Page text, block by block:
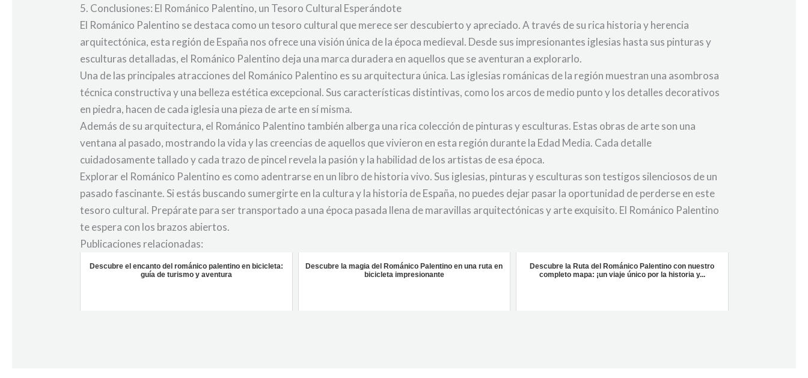
5. Conclusiones: El Románico Palentino, un Tesoro Cultural Esperándote
El Románico Palentino se destaca como un tesoro cultural que merece ser descubierto y apreciado. A través de su rica historia y herencia
arquitectónica, esta región de España nos ofrece una visión única de la época medieval. Desde sus impresionantes iglesias hasta sus pinturas y
esculturas detalladas, el Románico Palentino deja una marca duradera en aquellos que se aventuran a explorarlo.
Una de las principales atracciones del Románico Palentino es su arquitectura única. Las iglesias románicas de la región muestran una asombrosa
técnica constructiva y una belleza estética excepcional. Sus características distintivas, como los arcos de medio punto y los detalles decorativos
en piedra, hacen de cada iglesia una pieza de arte en sí misma.
Además de su arquitectura, el Románico Palentino también alberga una rica colección de pinturas y esculturas. Estas obras de arte son una
ventana al pasado, mostrando la vida y las creencias de aquellos que vivieron en esta región durante la Edad Media. Cada detalle
cuidadosamente tallado y cada trazo de pincel revela la pasión y la habilidad de los artistas de esa época.
Explorar el Románico Palentino es como adentrarse en un libro de historia vivo. Sus iglesias, pinturas y esculturas son testigos silenciosos de un
pasado fascinante. Si estás buscando sumergirte en la cultura y la historia de España, no puedes dejar pasar la oportunidad de perderse en este
tesoro cultural. Prepárate para ser transportado a una época pasada llena de maravillas arquitectónicas y arte exquisito. El Románico Palentino
te espera con los brazos abiertos.
Publicaciones relacionadas:
Descubre el encanto del románico palentino en bicicleta:
guía de turismo y aventura
Descubre la magia del Románico Palentino en una ruta en
bicicleta impresionante
Descubre la Ruta del Románico Palentino con nuestro
completo mapa: ¡un viaje único por la historia y...